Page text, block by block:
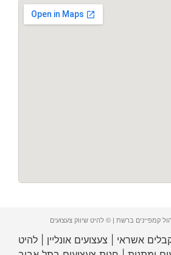
קמפיינים ברשת | © להיט שיווק צעצועים